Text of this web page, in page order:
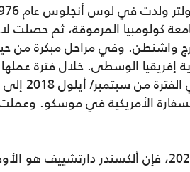
كولومبيا المرموقة، ثم حصلت
واشنطن. وفي مراحل مبكرة من
الوسطى. خلال فترة عملها
الأمريكية في موسكو.
بحسب تقرير نشر في أكتوبر/ تشرين الأول 2024، فإن